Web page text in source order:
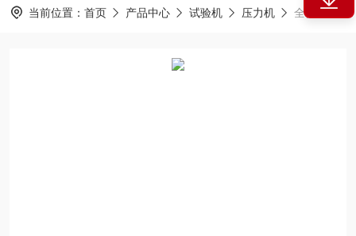
当前位置： 首页 产品中心 试验机 压力机 全自动抗折抗压恒应力试验机